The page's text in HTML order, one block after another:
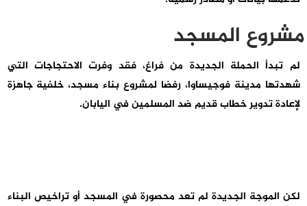
مشروع المسجد
لم تبدأ الحملة الجديدة من فراغ، فقد وفرت الاحتجاجات التي
شهدتها مدينة فوجيساوا، رفضا لمشروع بناء مسجد، خلفية جاهزة
لإعادة تدوير خطاب قديم ضد المسلمين في اليابان.
لكن الموجة الجديدة لم تعد محصورة في المسجد أو تراخيص البناء